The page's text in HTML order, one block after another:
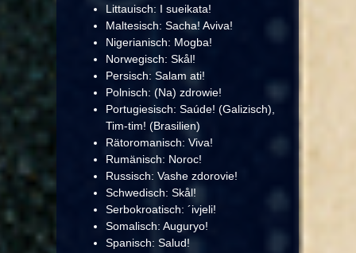
Littauisch: I sueikata!
Maltesisch: Sacha! Aviva!
Nigerianisch: Mogba!
Norwegisch: Skål!
Persisch: Salam ati!
Polnisch: (Na) zdrowie!
Portugiesisch: Saúde! (Galizisch),
Tim-tim! (Brasilien)
Rätoromanisch: Viva!
Rumänisch: Noroc!
Russisch: Vashe zdorovie!
Schwedisch: Skål!
Serbokroatisch: ´ivjeli!
Somalisch: Auguryo!
Spanisch: Salud!